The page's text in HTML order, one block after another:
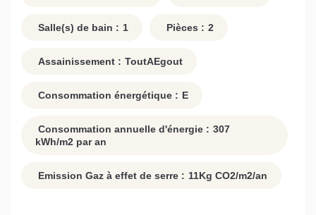
Salle(s) de bain : 1 Pièces : 2
Assainissement : ToutAEgout
Consommation énergétique : E
Consommation annuelle d'énergie : 307
kWh/m2 par an
Emission Gaz à effet de serre : 11Kg CO2/m2/an